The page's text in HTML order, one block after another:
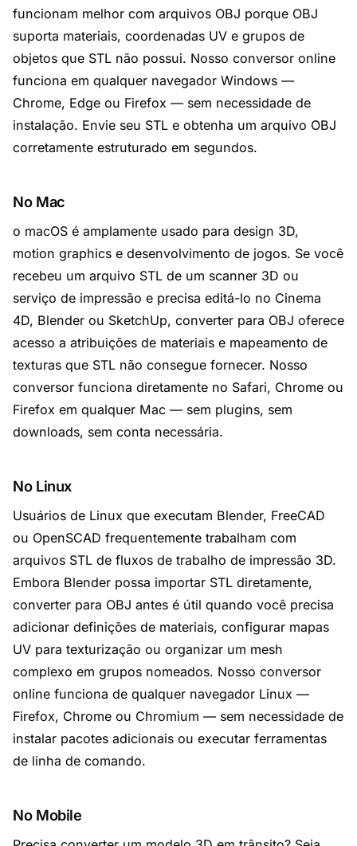
funcionam melhor com arquivos OBJ porque OBJ
suporta materiais, coordenadas UV e grupos de
objetos que STL não possui. Nosso conversor online
funciona em qualquer navegador Windows —
Chrome, Edge ou Firefox — sem necessidade de
instalação. Envie seu STL e obtenha um arquivo OBJ
corretamente estruturado em segundos.
No Mac
o macOS é amplamente usado para design 3D,
motion graphics e desenvolvimento de jogos. Se você
recebeu um arquivo STL de um scanner 3D ou
serviço de impressão e precisa editá-lo no Cinema
4D, Blender ou SketchUp, converter para OBJ oferece
acesso a atribuições de materiais e mapeamento de
texturas que STL não consegue fornecer. Nosso
conversor funciona diretamente no Safari, Chrome ou
Firefox em qualquer Mac — sem plugins, sem
downloads, sem conta necessária.
No Linux
Usuários de Linux que executam Blender, FreeCAD
ou OpenSCAD frequentemente trabalham com
arquivos STL de fluxos de trabalho de impressão 3D.
Embora Blender possa importar STL diretamente,
converter para OBJ antes é útil quando você precisa
adicionar definições de materiais, configurar mapas
UV para texturização ou organizar um mesh
complexo em grupos nomeados. Nosso conversor
online funciona de qualquer navegador Linux —
Firefox, Chrome ou Chromium — sem necessidade de
instalar pacotes adicionais ou executar ferramentas
de linha de comando.
No Mobile